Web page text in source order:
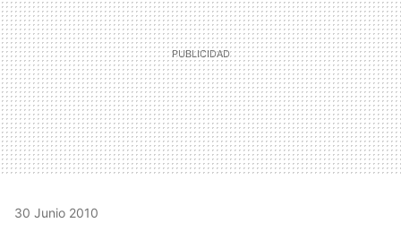
30 Junio 2010